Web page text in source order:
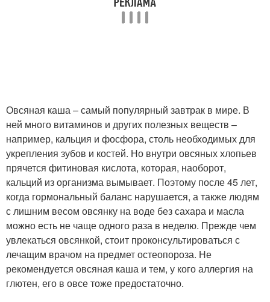
Овсяная каша – самый популярный завтрак в мире. В
ней много витаминов и других полезных веществ –
например, кальция и фосфора, столь необходимых для
укрепления зубов и костей. Но внутри овсяных хлопьев
прячется фитиновая кислота, которая, наоборот,
кальций из организма вымывает. Поэтому после 45 лет,
когда гормональный баланс нарушается, а также людям
с лишним весом овсянку на воде без сахара и масла
можно есть не чаще одного раза в неделю. Прежде чем
увлекаться овсянкой, стоит проконсультироваться с
лечащим врачом на предмет остеопороза. Не
рекомендуется овсяная каша и тем, у кого аллергия на
глютен, его в овсе тоже предостаточно.